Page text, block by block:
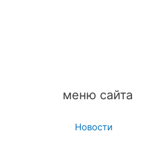
меню сайта
Новости